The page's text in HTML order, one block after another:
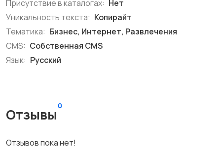
Присутствие в каталогах: Нет
Уникальность текста: Копирайт
Тематика: Бизнес, Интернет, Развлечения
CMS: Собственная CMS
Язык: Русский
Отзывы
0
Отзывов пока нет!